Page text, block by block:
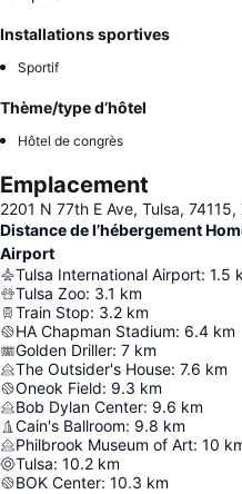
Installations sportives
Sportif
Thème/type d’hôtel
Hôtel de congrès
Emplacement
2201 N 77th E Ave, Tulsa,
Distance de l’hébergement
Airport
Tulsa International Airport: 1.5
Tulsa Zoo: 3.1 km
Train Stop: 3.2 km
HA Chapman Stadium: 6.4 km
Golden Driller: 7 km
The Outsider's House: 7.6 km
Oneok Field: 9.3 km
Bob Dylan Center: 9.6 km
Cain's Ballroom: 9.8 km
Philbrook Museum of Art: 10
Tulsa: 10.2 km
BOK Center: 10.3 km